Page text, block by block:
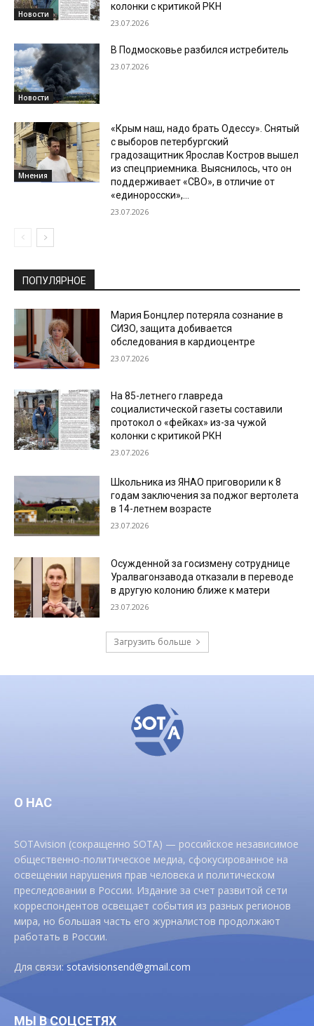
Новости
колонки с критикой РКН
23.07.2026
Новости
В Подмосковье разбился истребитель
23.07.2026
Мнения
«Крым наш, надо брать Одессу». Снятый
с выборов петербургский
градозащитник Ярослав Костров вышел
из спецприемника. Выяснилось, что он
поддерживает «СВО», в отличие от
«единоросски»,...
23.07.2026
ПОПУЛЯРНОЕ
Мария Бонцлер потеряла сознание в
СИЗО, защита добивается
обследования в кардиоцентре
23.07.2026
На 85-летнего главреда
социалистической газеты составили
протокол о «фейках» из-за чужой
колонки с критикой РКН
23.07.2026
Школьника из ЯНАО приговорили к 8
годам заключения за поджог вертолета
в 14-летнем возрасте
23.07.2026
Осужденной за госизмену сотруднице
Уралвагонзавода отказали в переводе
в другую колонию ближе к матери
23.07.2026
Загрузить больше
О НАС
SOTAvision (сокращенно SOTA) — российское независимое
общественно-политическое медиа, сфокусированное на
освещении нарушения прав человека и политическом
преследовании в России. Издание за счет развитой сети
корреспондентов освещает события из разных регионов
мира, но большая часть его журналистов продолжают
работать в России.
Для связи:sotavisionsend@gmail.com
МЫ В СОЦСЕТЯХ